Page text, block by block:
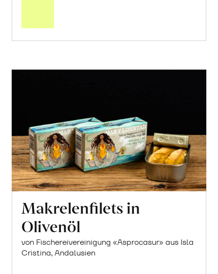
Makrelenfilets in
Olivenöl
von Fischereivereinigung «Asprocasur» aus Isla
Cristina, Andalusien